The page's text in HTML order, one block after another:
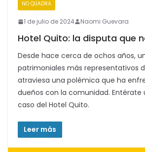
NO QUADRA
1 de julio de 2024 Naomi Guevara
Hotel Quito: la disputa que
Desde hace cerca de ochos años,
patrimoniales más representativos
atraviesa una polémica que ha
dueños con la comunidad. Entérate
caso del Hotel Quito.
Leer más